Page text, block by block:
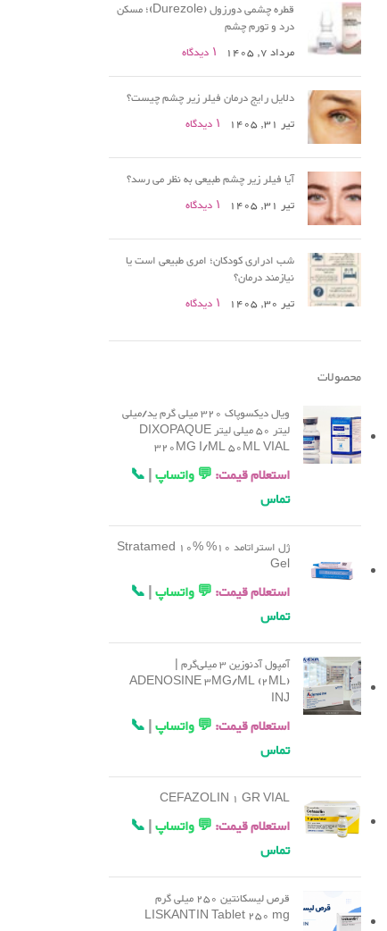
قطره چشمی دورزول (Durezole)؛ مسکن
درد و تورم چشم
مرداد 7, 1405
۱ دیدگاه
دلایل رایج درمان فیلر زیر چشم چیست؟
تیر 31, 1405
۱ دیدگاه
آیا فیلر زیر چشم طبیعی به نظر می رسد؟
تیر 31, 1405
۱ دیدگاه
شب ادراری کودکان؛ امری طبیعی است یا
نیازمند درمان؟
تیر 30, 1405
۱ دیدگاه
محصولات
ویال دیکسوپاک 320 میلی گرم ید/میلی
لیتر 50 میلی لیتر DIXOPAQUE
320MG I/ML 50ML VIAL
استعلام قیمت:💬 واتساپ|
📞
تماس
ژل استراتامد 10% Stratamed 10%
Gel
استعلام قیمت:💬 واتساپ|
📞
تماس
آمپول آدنوزین 3 میلی‌گرم |
ADENOSINE 3MG/ML (2ML)
INJ
استعلام قیمت:💬 واتساپ|
📞
تماس
CEFAZOLIN 1 GR VIAL
استعلام قیمت:💬 واتساپ|
📞
تماس
قرص لیسکانتین 250 میلی گرم
LISKANTIN Tablet 250 mg